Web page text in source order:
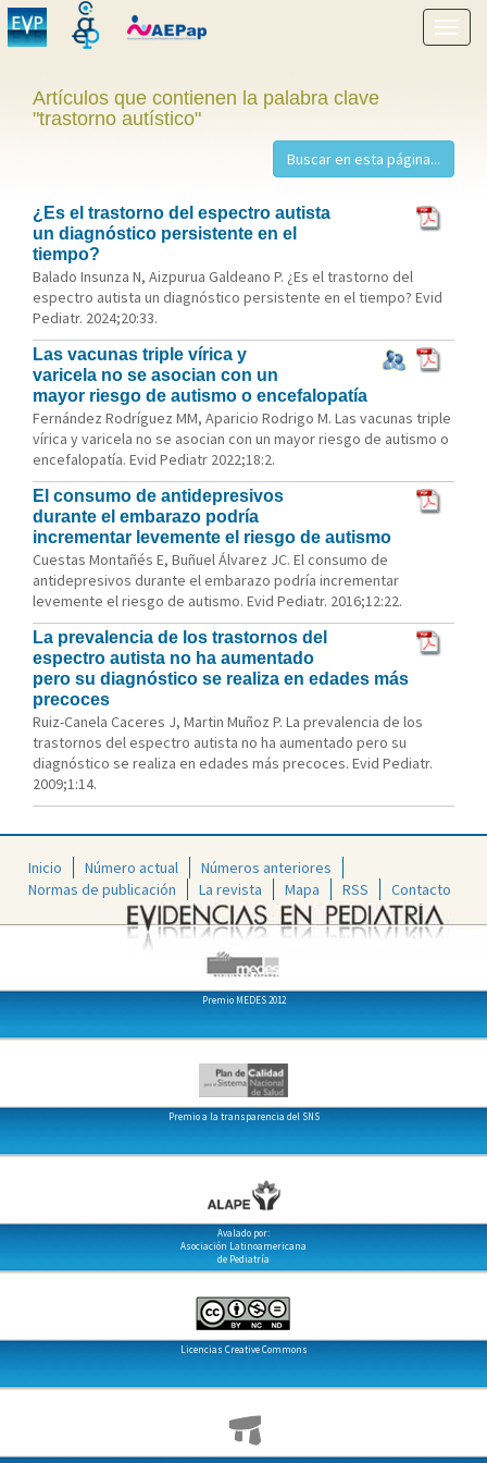
menú
Artículos que contienen la palabra clave
"trastorno autístico"
¿Es el trastorno del espectro autista
un diagnóstico persistente en el
tiempo?
Balado Insunza N, Aizpurua Galdeano P. ¿Es el trastorno del
espectro autista un diagnóstico persistente en el tiempo? Evid
Pediatr. 2024;20:33.
Las vacunas triple vírica y
varicela no se asocian con un
mayor riesgo de autismo o encefalopatía
Fernández Rodríguez MM, Aparicio Rodrigo M. Las vacunas triple
vírica y varicela no se asocian con un mayor riesgo de autismo o
encefalopatía. Evid Pediatr 2022;18:2.
El consumo de antidepresivos
durante el embarazo podría
incrementar levemente el riesgo de autismo
Cuestas Montañés E, Buñuel Álvarez JC. El consumo de
antidepresivos durante el embarazo podría incrementar
levemente el riesgo de autismo. Evid Pediatr. 2016;12:22.
La prevalencia de los trastornos del
espectro autista no ha aumentado
pero su diagnóstico se realiza en edades más
precoces
Ruiz-Canela Caceres J, Martin Muñoz P. La prevalencia de los
trastornos del espectro autista no ha aumentado pero su
diagnóstico se realiza en edades más precoces. Evid Pediatr.
2009;1:14.
Inicio Número actual
Números anteriores
Normas de publicación
La revista Mapa RSS Contacto
Premio MEDES 2012
Premio a la transparencia del SNS
Avalado por:
Asociación Latinoamericana
de Pediatría
Licencias Creative Commons